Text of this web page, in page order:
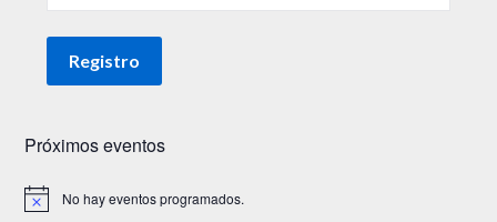
Próximos eventos
Aviso No hay eventos programados.